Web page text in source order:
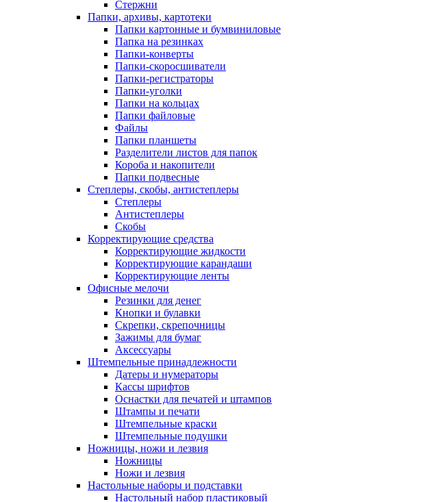
Стержни
Папки, архивы, картотеки
Папки картонные и бумвиниловые
Папка на резинках
Папки-конверты
Папки-скоросшиватели
Папки-регистраторы
Папки-уголки
Папки на кольцах
Папки файловые
Файлы
Папки планшеты
Разделители листов для папок
Короба и накопители
Папки подвесные
Степлеры, скобы, антистеплеры
Степлеры
Антистеплеры
Скобы
Корректирующие средства
Корректирующие жидкости
Корректирующие карандаши
Корректирующие ленты
Офисные мелочи
Резинки для денег
Кнопки и булавки
Скрепки, скрепочницы
Зажимы для бумаг
Аксессуары
Штемпельные принадлежности
Датеры и нумераторы
Кассы шрифтов
Оснастки для печатей и штампов
Штампы и печати
Штемпельные краски
Штемпельные подушки
Ножницы, ножи и лезвия
Ножницы
Ножи и лезвия
Настольные наборы и подставки
Настольный набор пластиковый